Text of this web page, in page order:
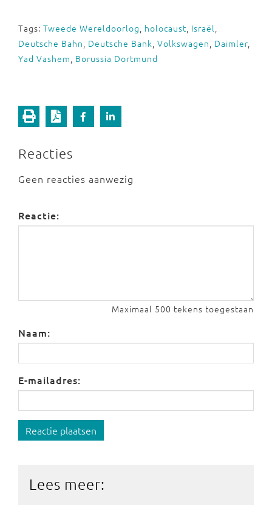
Tags: Tweede Wereldoorlog, holocaust, Israël,
Deutsche Bahn, Deutsche Bank, Volkswagen, Daimler,
Yad Vashem, Borussia Dortmund
Reacties
Geen reacties aanwezig
Reactie:
Maximaal 500 tekens toegestaan
Naam:
E-mailadres:
Reactie plaatsen
Lees meer: